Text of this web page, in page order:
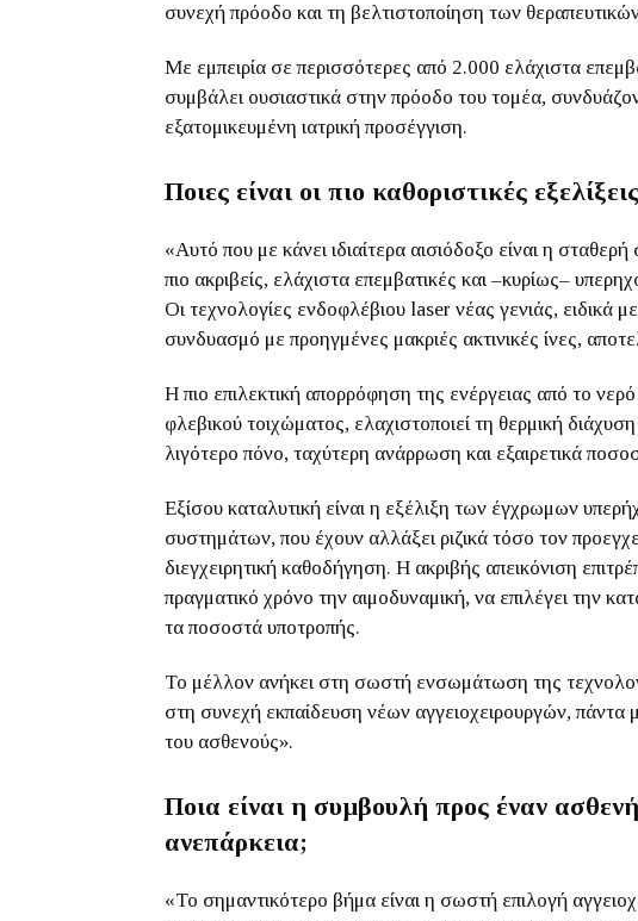
συνεχή πρόοδο και τη βελτιστοποίηση των
Με εμπειρία σε περισσότερες από 2.000 ελάχιστα
συμβάλει ουσιαστικά στην πρόοδο του τομέα,
εξατομικευμένη ιατρική προσέγγιση.
Ποιες είναι οι πιο καθοριστικές
«Αυτό που με κάνει ιδιαίτερα αισιόδοξο είναι η
πιο ακριβείς, ελάχιστα επεμβατικές και –κυρίως–
Οι τεχνολογίες ενδοφλέβιου laser νέας γενιάς,
συνδυασμό με προηγμένες μακριές ακτινικές ίνες,
Η πιο επιλεκτική απορρόφηση της ενέργειας από το
φλεβικού τοιχώματος, ελαχιστοποιεί τη θερμική
λιγότερο πόνο, ταχύτερη ανάρρωση και εξαιρετικά
Εξίσου καταλυτική είναι η εξέλιξη των έγχρωμων
συστημάτων, που έχουν αλλάξει ριζικά τόσο τον
διεγχειρητική καθοδήγηση. Η ακριβής απεικόνιση
πραγματικό χρόνο την αιμοδυναμική, να επιλέγει την
τα ποσοστά υποτροπής.
Το μέλλον ανήκει στη σωστή ενσωμάτωση της
στη συνεχή εκπαίδευση νέων αγγειοχειρουργών,
του ασθενούς».
Ποια είναι η συμβουλή προς έναν
ανεπάρκεια;
«Το σημαντικότερο βήμα είναι η σωστή επιλογή